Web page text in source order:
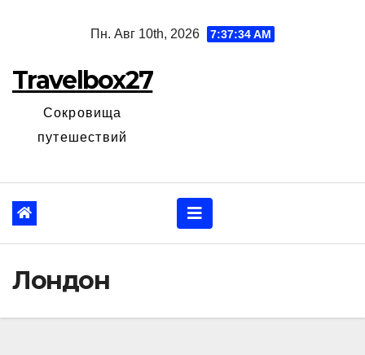
Пн. Авг 10th, 2026 7:37:35 AM
Travelbox27
Сокровища
путешествий
Лондон